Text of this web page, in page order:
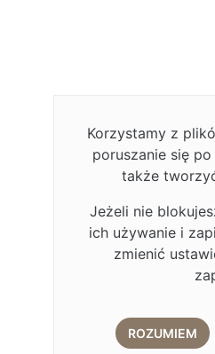
Korzystamy z
poruszanie się
także
Jeżeli nie
ich używanie i
zmienić
ROZUMIEM